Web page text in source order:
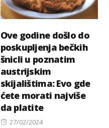
Ove godine došlo do
poskupljenja bečkih
šnicli u poznatim
austrijskim
skijalištima: Evo gde
ćete morati najviše
da platite
Posted
27/02/2024